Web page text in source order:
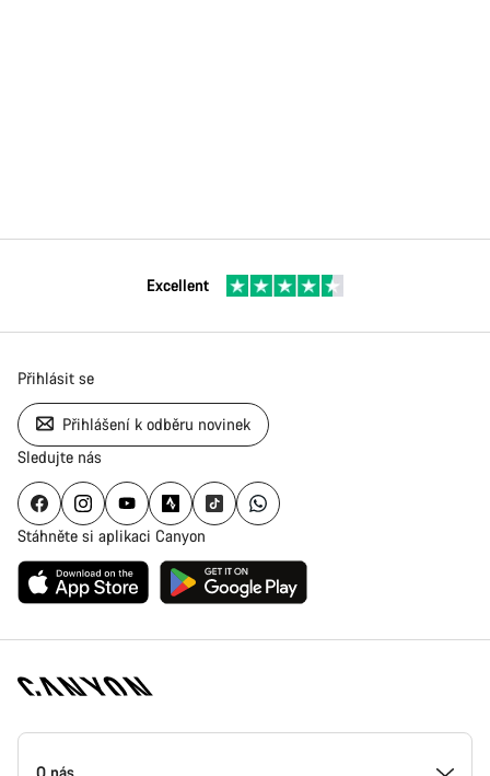
Excellent
Přihlásit se
Přihlášení k odběru novinek
Sledujte nás
Stáhněte si aplikaci Canyon
Zápatí
stránky